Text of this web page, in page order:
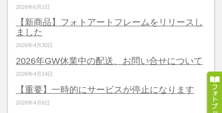
2026年6月1日
【新商品】フォトアートフレームをリリースし
ました
2026年4月30日
2026年GW休業中の配送、お問い合せについて
2026年4月14日
【重要】一時的にサービスが停止になります
2026年4月6日